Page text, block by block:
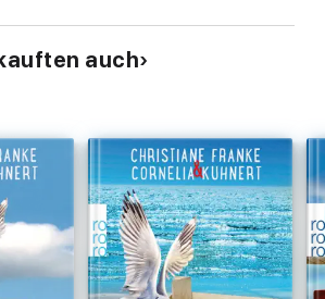
auch